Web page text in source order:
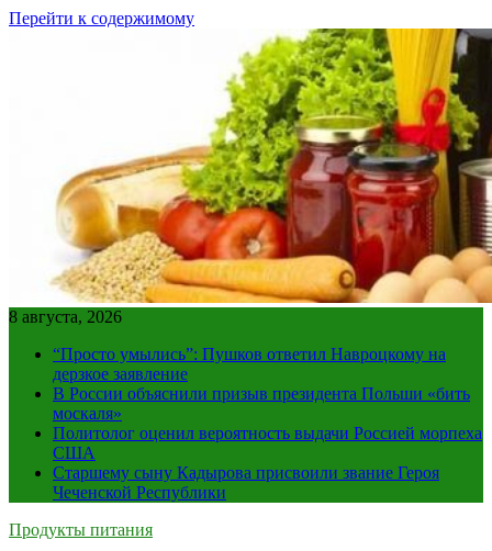
Перейти к содержимому
8 августа, 2026
“Просто умылись”: Пушков ответил Навроцкому на
дерзкое заявление
В России объяснили призыв президента Польши «бить
москаля»
Политолог оценил вероятность выдачи Россией морпеха
США
Старшему сыну Кадырова присвоили звание Героя
Чеченской Республики
Продукты питания